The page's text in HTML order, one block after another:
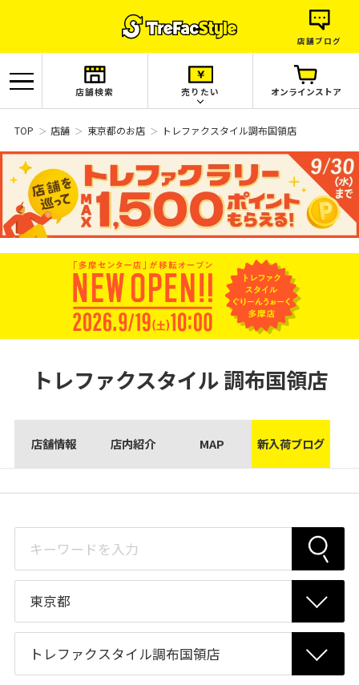
店舗ブログ
店舗検索 売りたい オンラインストア
TOP 店舗 東京都のお店 トレファクスタイル調布国領店
トレファクスタイル調布国領店
店舗情報 店内紹介 MAP 新入荷ブログ